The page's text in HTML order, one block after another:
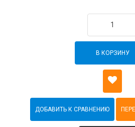
В КОРЗИНУ